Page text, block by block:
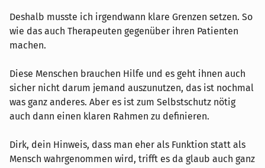
Deshalb musste ich irgendwann klare Grenzen setzen. So
wie das auch Therapeuten gegenüber ihren Patienten
machen.
Diese Menschen brauchen Hilfe und es geht ihnen auch
sicher nicht darum jemand auszunutzen, das ist nochmal
was ganz anderes. Aber es ist zum Selbstschutz nötig
auch dann einen klaren Rahmen zu definieren.
Dirk, dein Hinweis, dass man eher als Funktion statt als
Mensch wahrgenommen wird, trifft es da glaub auch ganz